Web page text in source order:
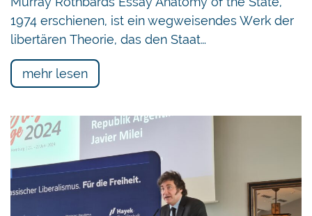
1974 erschienen, ist ein wegweisendes Werk der
libertären Theorie, das den Staat…
mehr lesen